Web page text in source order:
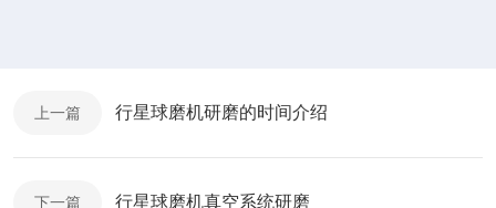
上一篇 行星球磨机研磨的时间介绍
下一篇 行星球磨机真空系统研磨